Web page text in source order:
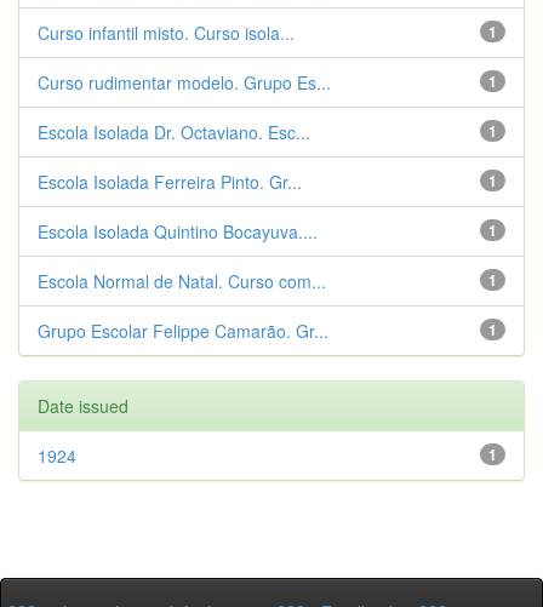
1
Curso infantil misto. Curso isola...
1
Curso rudimentar modelo. Grupo Es...
1
Escola Isolada Dr. Octaviano. Esc...
1
Escola Isolada Ferreira Pinto. Gr...
1
Escola Isolada Quintino Bocayuva....
1
Escola Normal de Natal. Curso com...
1
Grupo Escolar Felippe Camarão. Gr...
Date issued
1
1924